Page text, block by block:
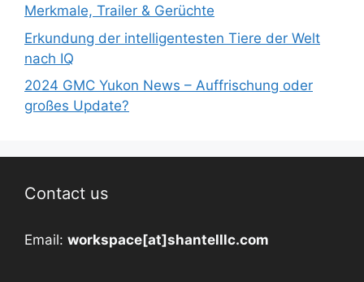
Merkmale, Trailer & Gerüchte
Erkundung der intelligentesten Tiere der Welt
nach IQ
2024 GMC Yukon News – Auffrischung oder
großes Update?
Contact us
Email: workspace[at]shantelllc.com